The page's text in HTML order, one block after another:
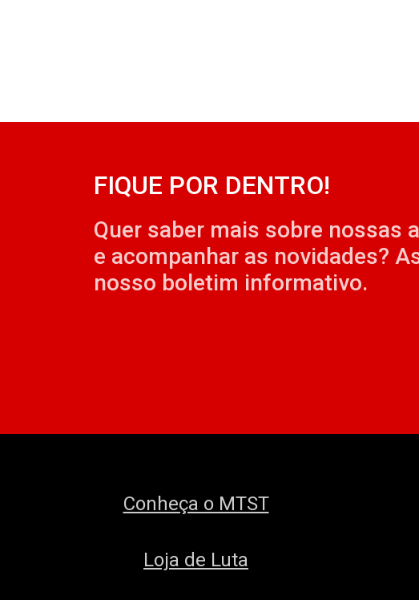
FIQUE POR DENTRO!
Quer saber mais sobre nossas
e acompanhar as novidades?
nosso boletim informativo.
Conheça o MTST
Loja de Luta